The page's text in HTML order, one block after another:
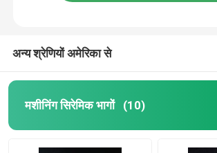
अन्य श्रेणियों अमेरिका से
मशीनिंग सिरेमिक भागों (10)